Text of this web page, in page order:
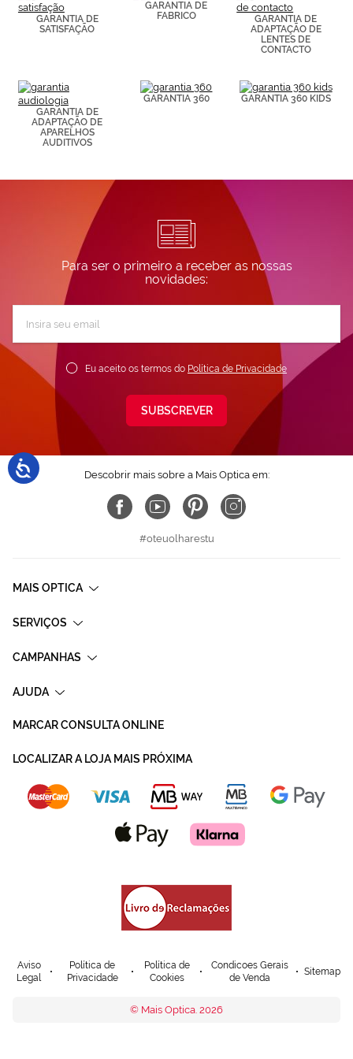
de páginas
visitadas).
Puedes
Política de
Cookies.
GARANTIA DE
SATISFAÇÃO
GARANTIA DE
FABRICO
GARANTIA DE
ADAPTAÇÃO DE
LENTES DE
CONTACTO
GARANTIA DE
ADAPTAÇÃO DE
APARELHOS
AUDITIVOS
GARANTIA 360 GARANTIA 360 KIDS
Para ser o primeiro a receber as nossas
novidades:
Newsletter:
Eu aceito os termos do Política de Privacidade
SUBSCREVER
Descobrir mais sobre a Mais Optica em:
#oteuolharestu
MAIS OPTICA
SERVIÇOS
CAMPANHAS
AJUDA
MARCAR CONSULTA ONLINE
LOCALIZAR A LOJA MAIS PRÓXIMA
Aviso
Legal
Política de
Privacidade
Política de
Cookies
Condicoes Gerais
de Venda
Sitemap
© Mais Optica. 2026